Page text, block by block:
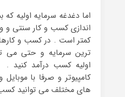
اما دغدغه سرمایه اولیه که
اندازی کسب و کار سنتی و
کمتر است . در کسب و
ترین سرمایه و حتی می
اولیه کسب درآمد کنید
کامپیوتر و صرفا با
های مختلف می توانید